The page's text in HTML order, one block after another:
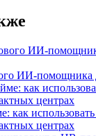
ИИ-помощника
как
центрах